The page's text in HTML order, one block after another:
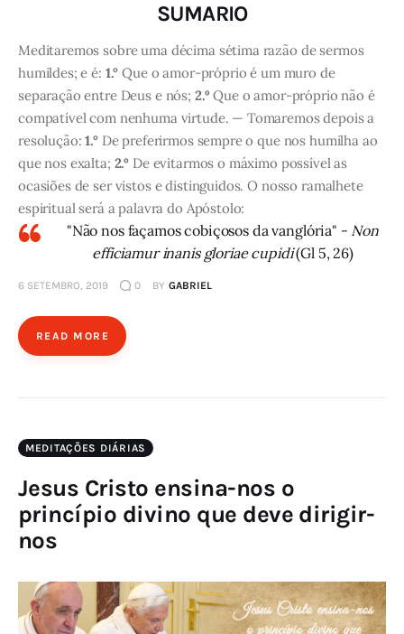
SUMARIO
Meditaremos sobre uma décima sétima razão de sermos
humildes; e é: 1.° Que o amor-próprio é um muro de
separação entre Deus e nós; 2.ºQue o amor-próprio não é
compatível com nenhuma virtude. — Tomaremos depois a
resolução:1.°De preferirmos sempre o que nos humilha ao
que nos exalta; 2.º De evitarmos o máximo possível as
ocasiões de ser vistos e distinguidos. O nosso ramalhete
espiritual será a palavra do Apóstolo:
"Não nos façamos cobiçosos da vanglória" - Non
efficiamur inanis gloriae cupidi(Gl 5, 26)
6 SETEMBRO, 2019 0 BY GABRIEL
READ MORE
MEDITAÇÕES DIÁRIAS
Jesus Cristo ensina-nos o
princípio divino que deve dirigir-
nos